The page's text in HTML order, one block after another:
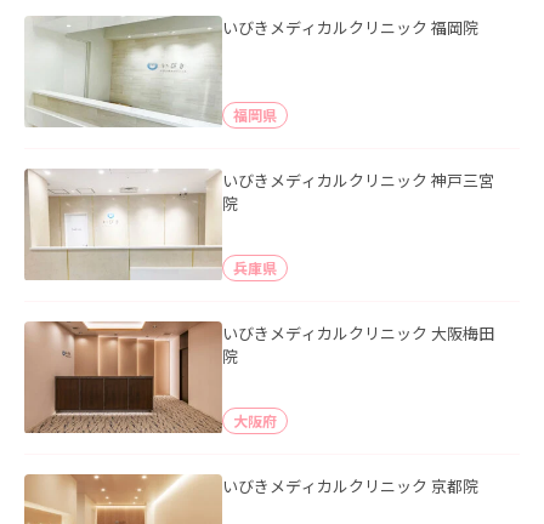
いびきメディカルクリニック 福岡院
福岡県
いびきメディカルクリニック 神戸三宮
院
兵庫県
いびきメディカルクリニック 大阪梅田
院
大阪府
いびきメディカルクリニック 京都院